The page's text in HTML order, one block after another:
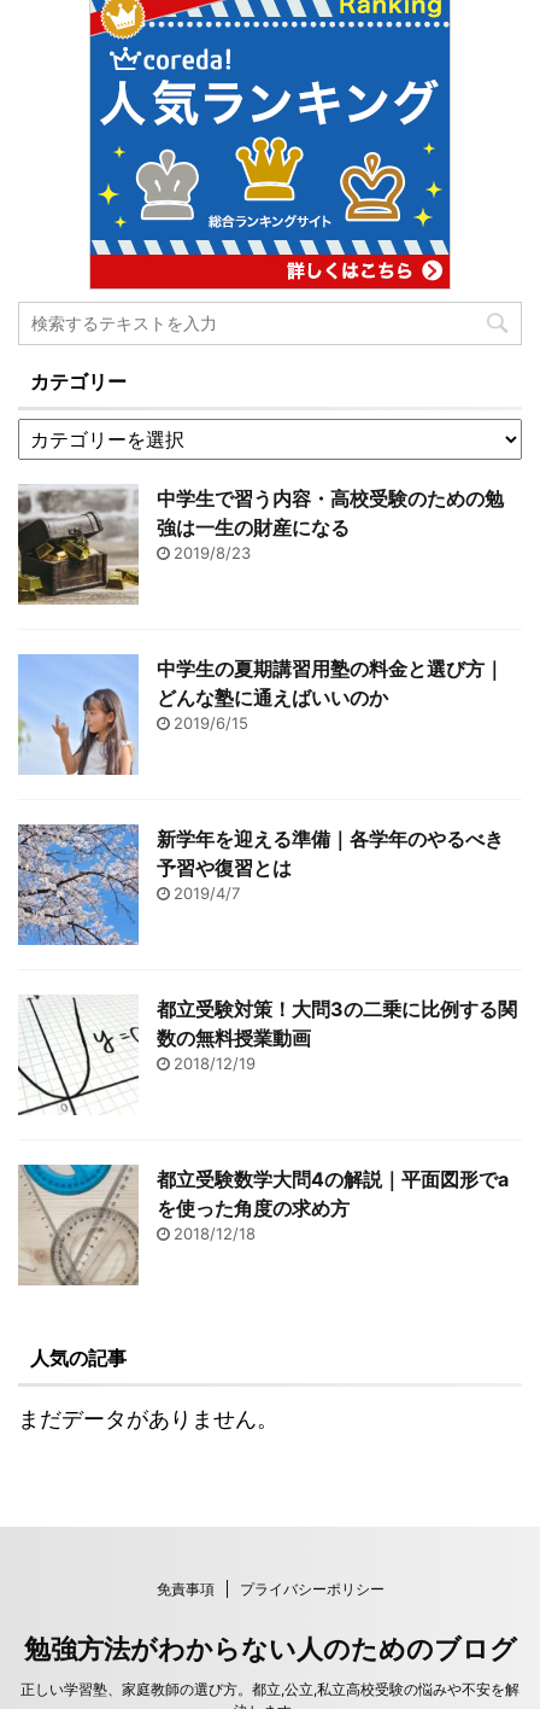
カテゴリー
中学生で習う内容・高校受験のための勉
強は一生の財産になる
2019/8/23
中学生の夏期講習用塾の料金と選び方｜
どんな塾に通えばいいのか
2019/6/15
新学年を迎える準備｜各学年のやるべき
予習や復習とは
2019/4/7
都立受験対策！大問3の二乗に比例する関
数の無料授業動画
2018/12/19
都立受験数学大問4の解説｜平面図形でa
を使った角度の求め方
2018/12/18
人気の記事
まだデータがありません。
免責事項 プライバシーポリシー
勉強方法がわからない人のためのブログ
正しい学習塾、家庭教師の選び方。都立,公立,私立高校受験の悩みや不安を解